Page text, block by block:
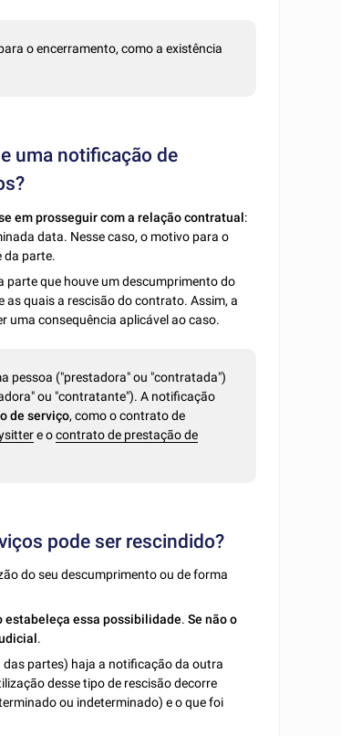
o encerramento, como a existência
uma notificação de
em prosseguir com a relação contratual:
data. Nesse caso, o motivo para o
da parte.
parte que houve um descumprimento do
quais a rescisão do contrato. Assim, a
uma consequência aplicável ao caso.
pessoa ("prestadora" ou "contratada")
ou "contratante"). A notificação
de serviço, como o contrato de
e ocontrato de prestação de
pode ser rescindido?
do seu descumprimento ou de forma
estabeleça essa possibilidade.Se não o
.
partes) haja a notificação da outra
desse tipo de rescisão decorre
ou indeterminado) e o que foi